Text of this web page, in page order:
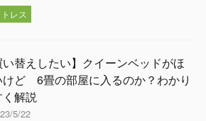
レス
い替えしたい】クイーンベッドがほ
けど 6畳の部屋に入るのか？わかり
解説
5/22